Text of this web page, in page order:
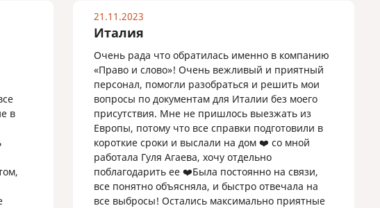
в
21.11.2023
Италия
Очень рада что обратилась именно в компанию
«Право и слово»! Очень вежливый и приятный
персонал, помогли разобраться и решить мои
вопросы по документам для Италии без моего
присутствия. Мне не пришлось выезжать из
Европы, потому что все справки подготовили в
короткие сроки и выслали на дом ❤️ со мной
работала Гуля Агаева, хочу отдельно
поблагодарить ее ❤️Была постоянно на связи,
все понятно объясняла, и быстро отвечала на
все выбросы! Остались максимально приятные